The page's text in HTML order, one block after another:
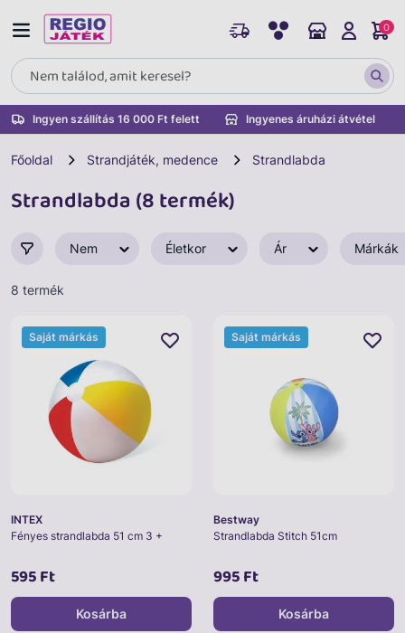
Ingyen szállítás 16 000 Ft felett Ingyenes áruházi átvétel
0
Főoldal Strandjáték, medence Strandlabda
Strandlabda (8 termék)
Nem Életkor Ár Márkák
8 termék
INTEX
Fényes strandlabda 51 cm 3 +
595 Ft
Saját márkás
Kosárba
Bestway
Strandlabda Stitch 51cm
995 Ft
Saját márkás
Kosárba